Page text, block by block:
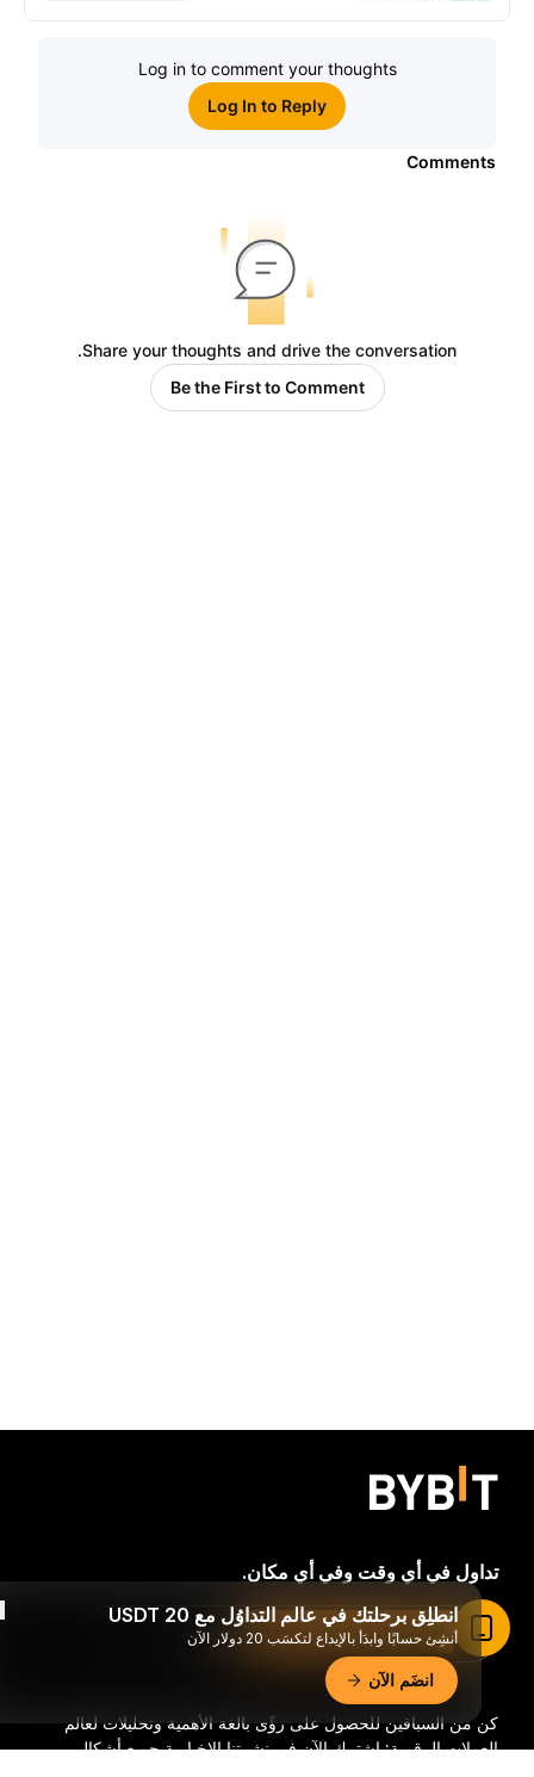
Log in to comment your thoughts
Log In to Reply
Comments
Share your thoughts and drive the conversation.
Be the First to Comment
كن من السباقين للحصول على رؤًى بالغة الأهمية وتحليلات لعالم
العملات الرقمية: اشترك الآن في نشرتنا الإخبارية.جميع أشكال
تداول في أي وقت وفي أي مكان.
Download Bybit App
انطلِق برحلتك في عالم التداوُل مع 20 USDT
أنشِئ حسابًا وابدَأ بالإيداع لتكسَب 20 دولار الآن
انضَم الآن
اقرأ المقال في تطبيق Bybit